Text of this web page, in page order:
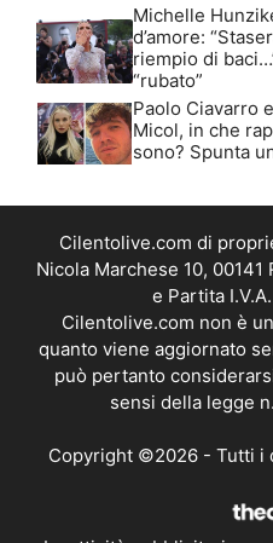
Michelle
d’amore:
riempio di
“rubato”
Paolo Ciavarro
Micol, in che
sono? Spunta
Cilentolive.com di
Nicola Marchese 10, 00141
e Partita
Cilentolive.com non è
quanto viene aggiornato
può pertanto
sensi della legge
Copyright ©2026 - Tutti i